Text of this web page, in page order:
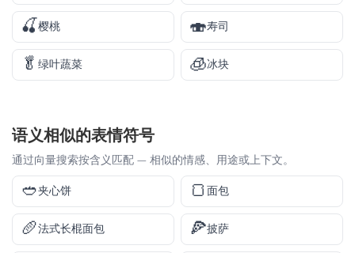
🍒 樱桃 🍣寿司
🥬 绿叶蔬菜 🧊冰块
语义相似的表情符号
通过向量搜索按含义匹配 — 相似的情感、用途或上下文。
🥙夹心饼 🍞 面包
🥖法式长棍面包 🍕披萨